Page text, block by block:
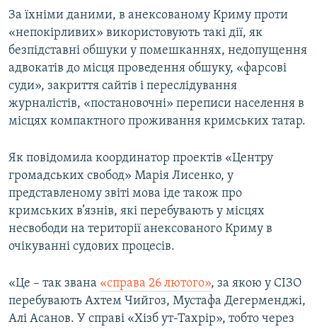
За їхніми даними, в анексованому Криму проти
«непокірливих» використовують такі дії, як
безпідставні обшуки у помешканнях, недопущення
адвокатів до місця проведення обшуку, «фарсові
суди», закриття сайтів і переслідування
журналістів, «постановочні» переписи населення в
місцях компактного проживання кримських татар.
Як повідомила координатор проектів «Центру
громадських свобод» Марія Лисенко, у
представленому звіті мова іде також про
кримських в’язнів, які перебувають у місцях
несвободи на території анексованого Криму в
очікуванні судових процесів.
«Це – так звана «справа 26 лютого», за якою у СІЗО
перебувають Ахтем Чийгоз, Мустафа Дегерменджі,
Алі Асанов. У справі «Хізб ут-Тахрір», тобто через